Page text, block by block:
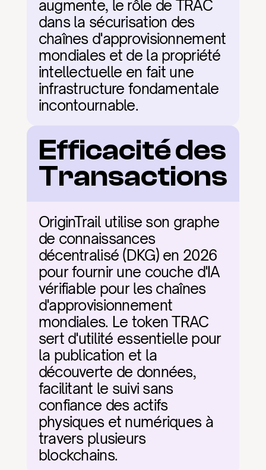
augmente, le rôle de TRAC
dans la sécurisation des
chaînes d'approvisionnement
mondiales et de la propriété
intellectuelle en fait une
infrastructure fondamentale
incontournable.
Efficacité des
Transactions
OriginTrail utilise son graphe
de connaissances
décentralisé (DKG) en 2026
pour fournir une couche d'IA
vérifiable pour les chaînes
d'approvisionnement
mondiales. Le token TRAC
sert d'utilité essentielle pour
la publication et la
découverte de données,
facilitant le suivi sans
confiance des actifs
physiques et numériques à
travers plusieurs
blockchains.